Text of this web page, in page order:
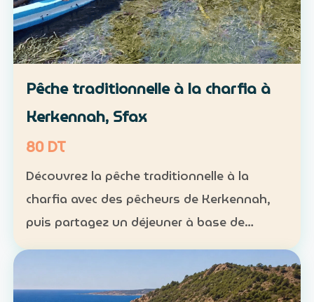
Pêche traditionnelle à la charfia à
Kerkennah, Sfax
80 DT
Découvrez la pêche traditionnelle à la
charfia avec des pêcheurs de Kerkennah,
puis partagez un déjeuner à base de
poisson. Expérience : sortie en mer et
découverte d’une technique de pêche
ancestrale Patrimoine : la c…